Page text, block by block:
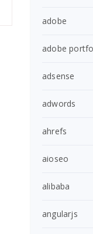
adobe
adobe
adsense
adwords
ahrefs
aioseo
alibaba
angularjs